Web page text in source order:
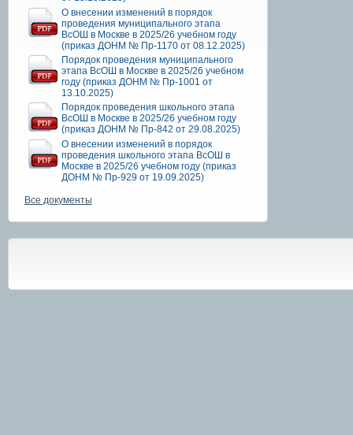
О внесении изменений в порядок
проведения муниципального этапа
ВсОШ в Москве в 2025/26 учебном году
(приказ ДОНМ № Пр-1170 от 08.12.2025)
Порядок проведения муниципального
этапа ВсОШ в Москве в 2025/26 учебном
году (приказ ДОНМ № Пр-1001 от
13.10.2025)
Порядок проведения школьного этапа
ВсОШ в Москве в 2025/26 учебном году
(приказ ДОНМ № Пр-842 от 29.08.2025)
О внесении изменений в порядок
проведения школьного этапа ВсОШ в
Москве в 2025/26 учебном году (приказ
ДОНМ № Пр-929 от 19.09.2025)
Все документы